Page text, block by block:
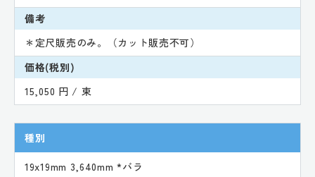
備考
＊定尺販売のみ。（カット販売不可）
価格(税別)
15,050 円 / 束
種別
19x19mm 3,640mm *バラ